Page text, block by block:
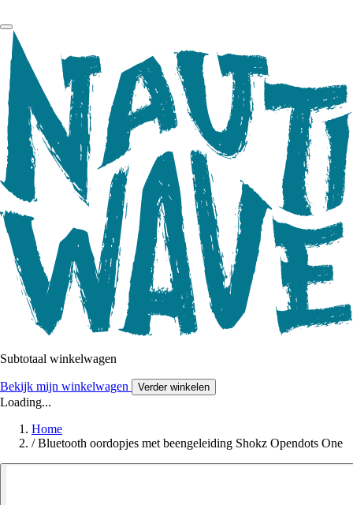
Subtotaal winkelwagen
Bekijk mijn winkelwagen Verder winkelen
Loading...
Home
/ Bluetooth oordopjes met beengeleiding Shokz Opendots One